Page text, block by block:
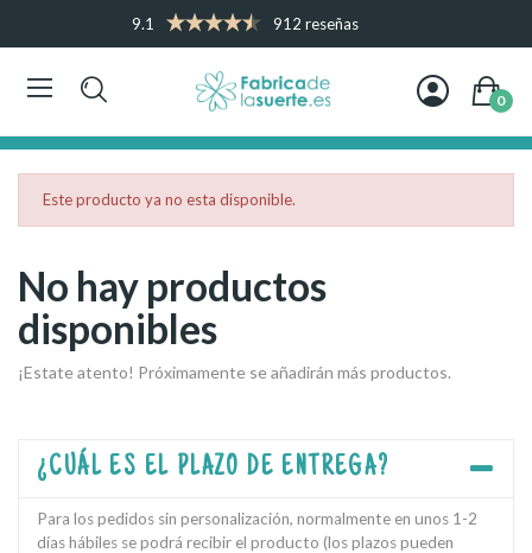
9.1 912 reseñas
0
Este producto ya no esta disponible.
No hay productos
disponibles
¡Estate atento! Próximamente se añadirán más productos.
¿CUÁL ES EL PLAZO DE ENTREGA?
Para los pedidos sin personalización, normalmente en unos 1-2
días hábiles se podrá recibir el producto (los plazos pueden